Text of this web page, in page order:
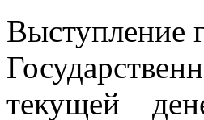
Выступление
текущей